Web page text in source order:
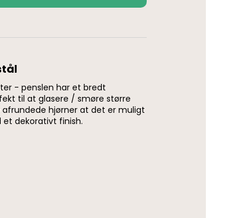
- penslen har et bredt
til at glasere / smøre større
hjørner at det er muligt
dekorativt finish.